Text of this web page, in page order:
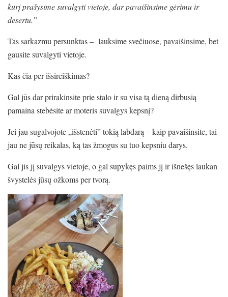
kurį prašysime suvalgyti vietoje, dar pavaišinsime gėrimu ir
desertu.”
Tas sarkazmu persunktas – lauksime svečiuose, pavaišinsime, bet
gausite suvalgyti vietoje.
Kas čia per išsireiškimas?
Gal jūs dar prirakinsite prie stalo ir su visa tą dieną dirbusią
pamaina stebėsite ar moteris suvalgys kepsnį?
Jei jau sugalvojote „išstenėti” tokią labdarą – kaip pavaišinsite, tai
jau ne jūsų reikalas, ką tas žmogus su tuo kepsniu darys.
Gal jis jį suvalgys vietoje, o gal supykęs paims jį ir išnešęs laukan
švystelės jūsų ožkoms per tvorą.